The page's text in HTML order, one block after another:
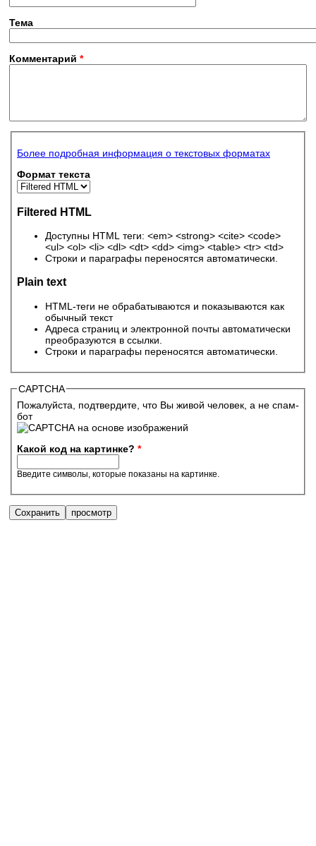
Тема
Комментарий *
Более подробная информация о текстовых форматах
Формат текста
Filtered HTML
Доступны HTML теги: <em> <strong> <cite> <code>
<ul> <ol> <li> <dl> <dt> <dd> <img> <table> <tr> <td>
Строки и параграфы переносятся автоматически.
Plain text
HTML-теги не обрабатываются и показываются как
обычный текст
Адреса страниц и электронной почты автоматически
преобразуются в ссылки.
Строки и параграфы переносятся автоматически.
CAPTCHA
Пожалуйста, подтвердите, что Вы живой человек, а не спам-
бот
Какой код на картинке? *
Введите символы, которые показаны на картинке.